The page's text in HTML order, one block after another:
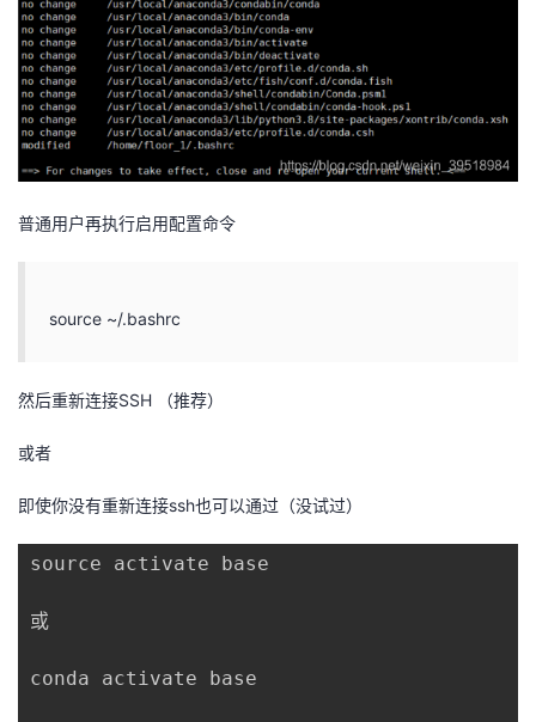
者
学
我
课
程
的
认
证
我
的
实
验
我
的
收
藏
支
持
我
的
术
持
我
云
建
议
普通用户再执行启用配置命令
source ~/.bashrc
然后重新连接SSH （推荐）
或者
即使你没有重新连接ssh也可以通过（没试过）
source activate base
或
conda activate base